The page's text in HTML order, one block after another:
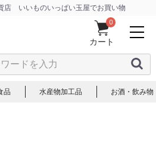
店 いいものいっぱい玉屋でお買い物
カート
0
品 水産物加工品 お酒・飲み物